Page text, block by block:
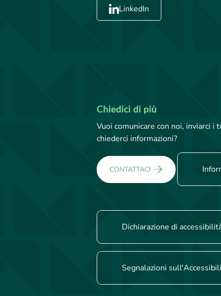
LinkedIn
Chiedici di più
Vuoi comunicare con noi, inviarci
chiederci informazioni?
CONTATTACI
Dichiarazione di
Segnalazioni